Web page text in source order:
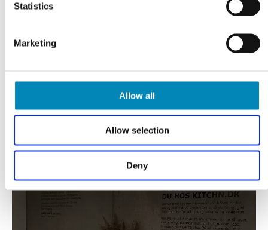
Statistics
Marketing
Allow all
Allow selection
Deny